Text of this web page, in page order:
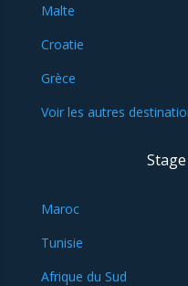
Malte
Croatie
Grèce
Voir les autres
Maroc
Tunisie
Afrique du Sud